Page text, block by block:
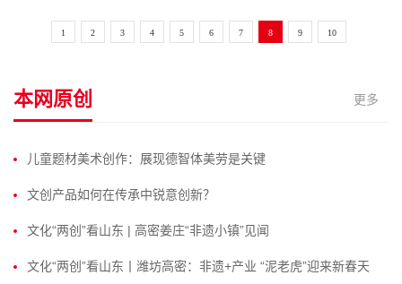
1 2 3 4 5 6 7 8 9 10
本网原创 更多
儿童题材美术创作：展现德智体美劳是关键
文创产品如何在传承中锐意创新？
文化“两创”看山东 | 高密姜庄“非遗小镇”见闻
文化“两创”看山东丨潍坊高密：非遗+产业 “泥老虎”迎来新春天